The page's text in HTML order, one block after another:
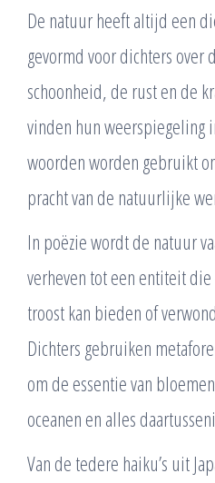
De natuur heeft altijd een
gevormd voor dichters over
schoonheid, de rust en de
vinden hun weerspiegeling
woorden worden gebruikt
pracht van de natuurlijke
In poëzie wordt de natuur
verheven tot een entiteit
troost kan bieden of
Dichters gebruiken
om de essentie van
oceanen en alles
Van de tedere haiku’s uit